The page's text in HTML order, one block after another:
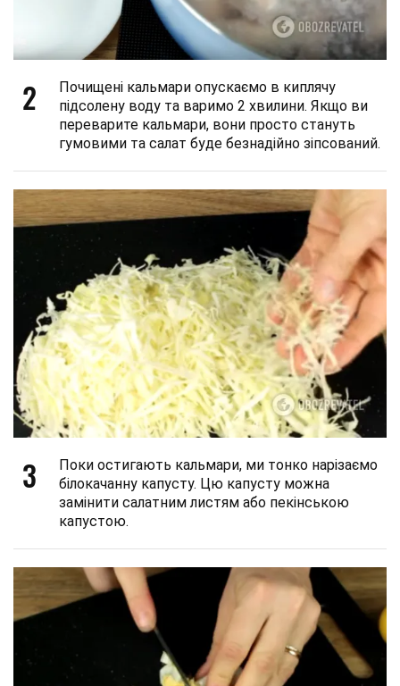
2
Почищені кальмари опускаємо в киплячу
підсолену воду та варимо 2 хвилини. Якщо ви
переварите кальмари, вони просто стануть
гумовими та салат буде безнадійно зіпсований.
3
Поки остигають кальмари, ми тонко нарізаємо
білокачанну капусту. Цю капусту можна
замінити салатним листям або пекінською
капустою.